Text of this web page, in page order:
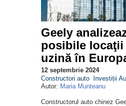
Geely
posibile locaţii
uzină în
12 septembrie 2024
Constructori auto Investiții
Autor: Maria Munteanu
Constructorul auto chinez